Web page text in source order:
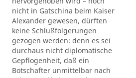
nicht in Gatschina beim Kaiser
Alexander gewesen, dürften
keine Schlußfolgerungen
gezogen werden: denn es sei
durchaus nicht diplomatische
Gepflogenheit, daß ein
Botschafter unmittelbar nach